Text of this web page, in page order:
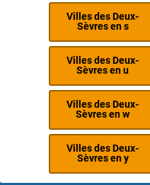
Villes des Deux-
Sèvres en s
Villes des Deux-
Sèvres en u
Villes des Deux-
Sèvres en w
Villes des Deux-
Sèvres en y